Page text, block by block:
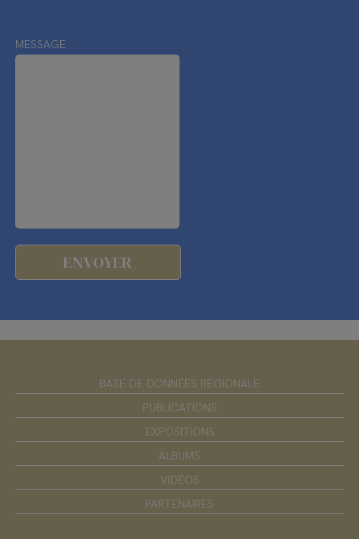
MESSAGE
BASE DE DONNÉES RÉGIONALE
PUBLICATIONS
EXPOSITIONS
ALBUMS
VIDÉOS
PARTENAIRES